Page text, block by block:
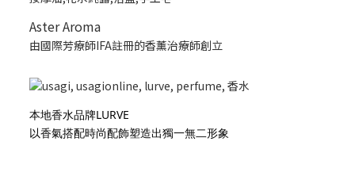
Aster Aroma
由國際芳療師IFA註冊的香薰治療師創立
本地香水品牌LURVE
以香氣搭配時尚配飾塑造出獨一無二形象